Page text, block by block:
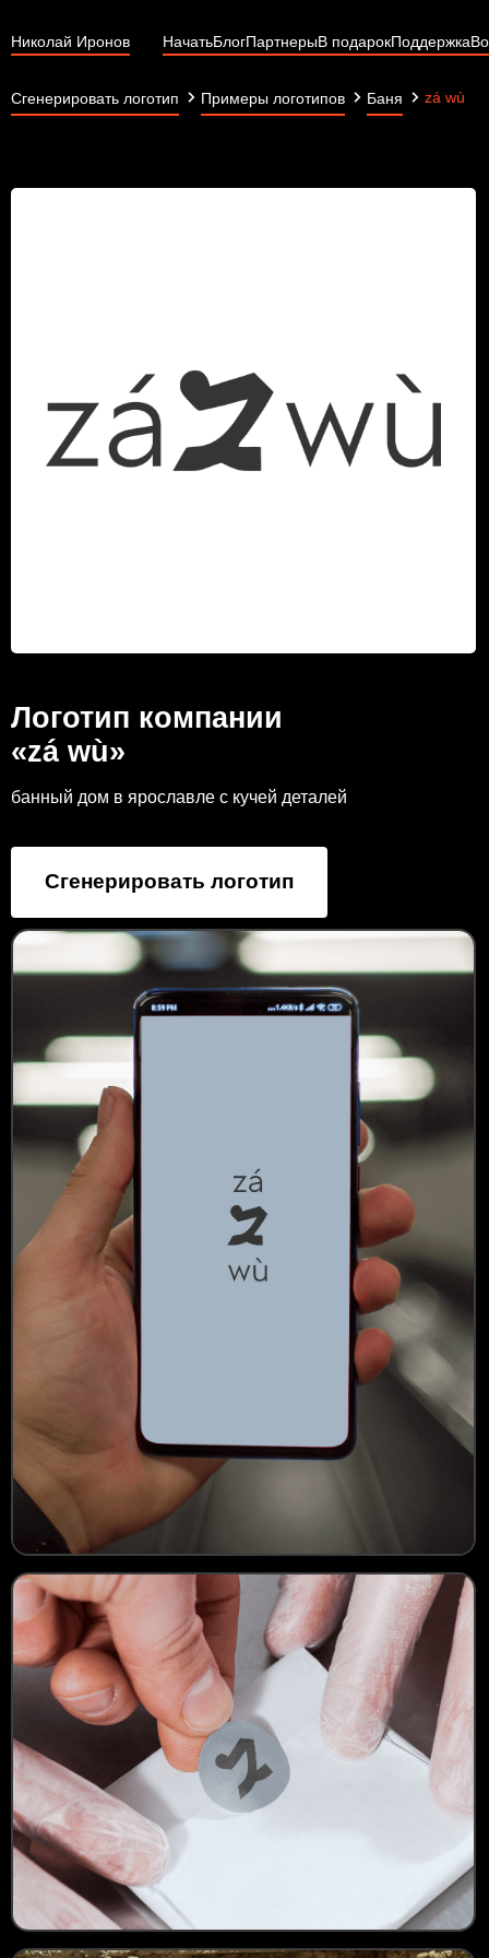
Николай Иронов НачатьБлогПартнерыВ подарокПоддержка
Сгенерировать логотип Примеры логотипов Баня zá wù
Логотип компании
«zá wù»
банный дом в ярославле с кучей деталей
Сгенерировать логотип